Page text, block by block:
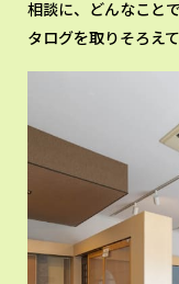
相談に、どんなこと
タログを取りそろえ